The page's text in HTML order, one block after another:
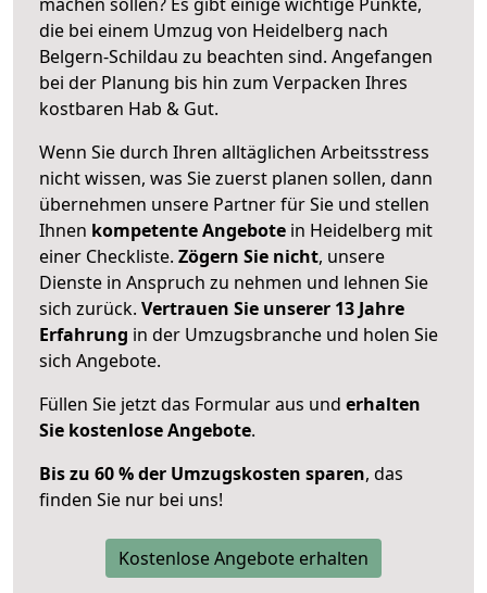
die bei einem Umzug von Heidelberg nach
Belgern-Schildau zu beachten sind. Angefangen
bei der Planung bis hin zum Verpacken Ihres
kostbaren Hab & Gut.
Wenn Sie durch Ihren alltäglichen Arbeitsstress
nicht wissen, was Sie zuerst planen sollen, dann
übernehmen unsere Partner für Sie und stellen
Ihnen kompetente Angebote in Heidelberg mit
einer Checkliste. Zögern Sie nicht, unsere
Dienste in Anspruch zu nehmen und lehnen Sie
sich zurück. Vertrauen Sie unserer 13 Jahre
Erfahrung in der Umzugsbranche und holen Sie
sich Angebote.
Füllen Sie jetzt das Formular aus und erhalten
Sie kostenlose Angebote.
Bis zu 60 % der Umzugskosten sparen, das
finden Sie nur bei uns!
Kostenlose Angebote erhalten